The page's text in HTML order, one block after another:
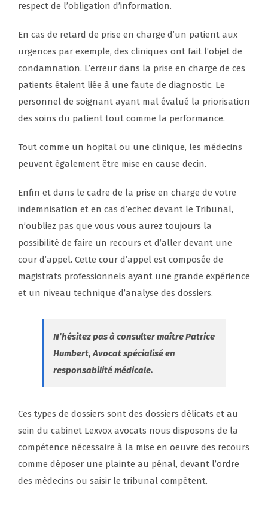
respect de l’obligation d’information.
En cas de retard de prise en charge d’un patient aux
urgences par exemple, des cliniques ont fait l’objet de
condamnation. L’erreur dans la prise en charge de ces
patients étaient liée à une faute de diagnostic. Le
personnel de soignant ayant mal évalué la priorisation
des soins du patient tout comme la performance.
Tout comme un hopital ou une clinique, les médecins
peuvent également être mise en cause decin.
Enfin et dans le cadre de la prise en charge de votre
indemnisation et en cas d’echec devant le Tribunal,
n’oubliez pas que vous vous aurez toujours la
possibilité de faire un recours et d’aller devant une
cour d’appel. Cette cour d’appel est composée de
magistrats professionnels ayant une grande expérience
et un niveau technique d’analyse des dossiers.
N’hésitez pas à consulter maître Patrice
Humbert, Avocat spécialisé en
responsabilité médicale.
Ces types de dossiers sont des dossiers délicats et au
sein du cabinet Lexvox avocats nous disposons de la
compétence nécessaire à la mise en oeuvre des recours
comme déposer une plainte au pénal, devant l’ordre
des médecins ou saisir le tribunal compétent.